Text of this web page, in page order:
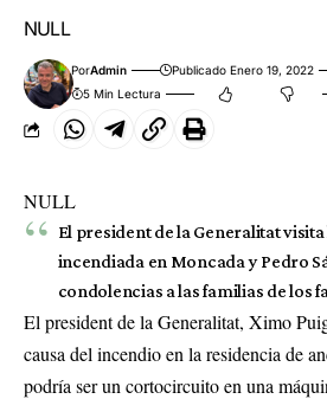
NULL
PorAdmin Publicado Enero 19, 2022
5 Min Lectura
NULL
El president de la Generalitat
incendiada en Moncada y Pedro
condolencias a las familias de los
El president de la Generalitat, Ximo
causa del incendio en la residencia de
podría ser un cortocircuito en una